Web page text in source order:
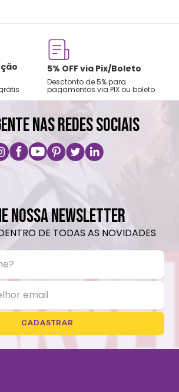
5% OFF via Pix/Boleto
Desctonto de 5% para
pagamentos via PIX ou boleto
NAS REDES SOCIAIS
NOSSA NEWSLETTER
DE TODAS AS NOVIDADES
CADASTRAR